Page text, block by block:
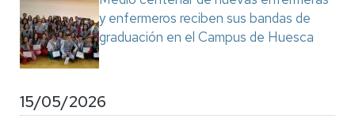
y enfermeros reciben sus bandas de
graduación en el Campus de Huesca
15/05/2026